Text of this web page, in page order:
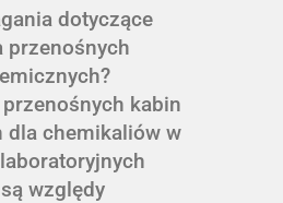
dotyczące
przenośnych
kabin
dla chemikaliów w
względy